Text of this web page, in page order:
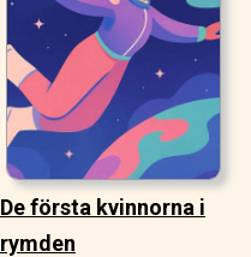
De första kvinnorna i
rymden